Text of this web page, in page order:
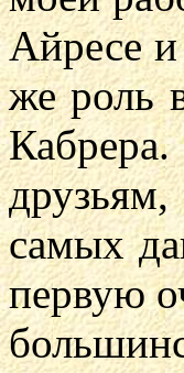
Айресе
же роль
самых
первую